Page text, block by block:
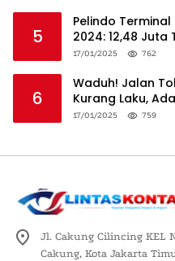
5
Pelindo
2024: 12,48 Juta
Logistik Nasional
17/01/2025 762
6
Waduh! Jalan
Kurang Laku,
17/01/2025 759
Jl. Cakung Cilincing KEL
Cakung, Kota Jakarta